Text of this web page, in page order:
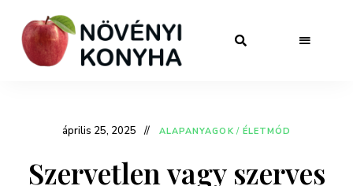
április 25, 2025 ALAPANYAGOK / ÉLETMÓD
Szervetlen vagy szerves